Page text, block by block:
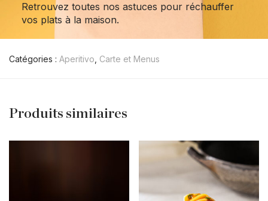
Retrouvez toutes nos astuces pour réchauffer
vos plats à la maison.
Catégories : Aperitivo Carte et Menus
Produits similaires